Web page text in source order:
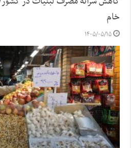
خام
۱۴۰۵/۰۵/۱۵